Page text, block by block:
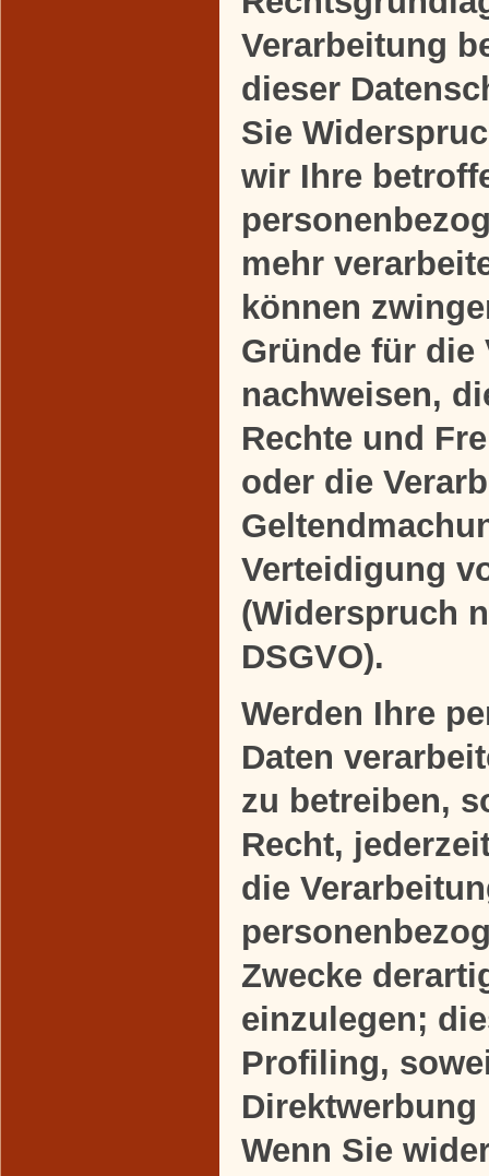
Verarbeitung
dieser
Sie
wir Ihre
mehr
können
Gründe für die
nachweisen,
Rechte und
oder die
Verteidigung
(Widerspruch
DSGVO).
Werden Ihre
Daten
zu betreiben,
Recht,
die
Zwecke
einzulegen;
Profiling,
Wenn Sie